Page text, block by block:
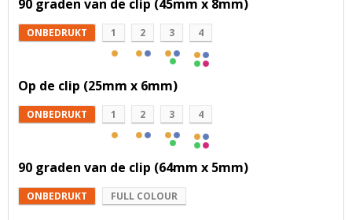
90 graden van de clip (45mm x 8mm)
ONBEDRUKT 1 2 3 4
Op de clip (25mm x 6mm)
ONBEDRUKT 1 2 3 4
90 graden van de clip (64mm x 5mm)
ONBEDRUKT FULL COLOUR